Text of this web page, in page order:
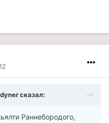
сказал:
Раннебородого,